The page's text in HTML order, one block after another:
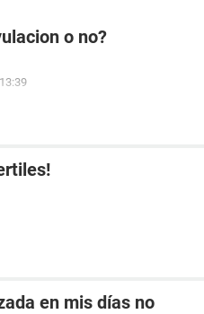
o no?
en mis días no